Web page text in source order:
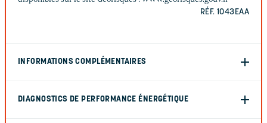
RÉF. 1043EAA
INFORMATIONS COMPLÉMENTAIRES
DIAGNOSTICS DE PERFORMANCE ÉNERGÉTIQUE